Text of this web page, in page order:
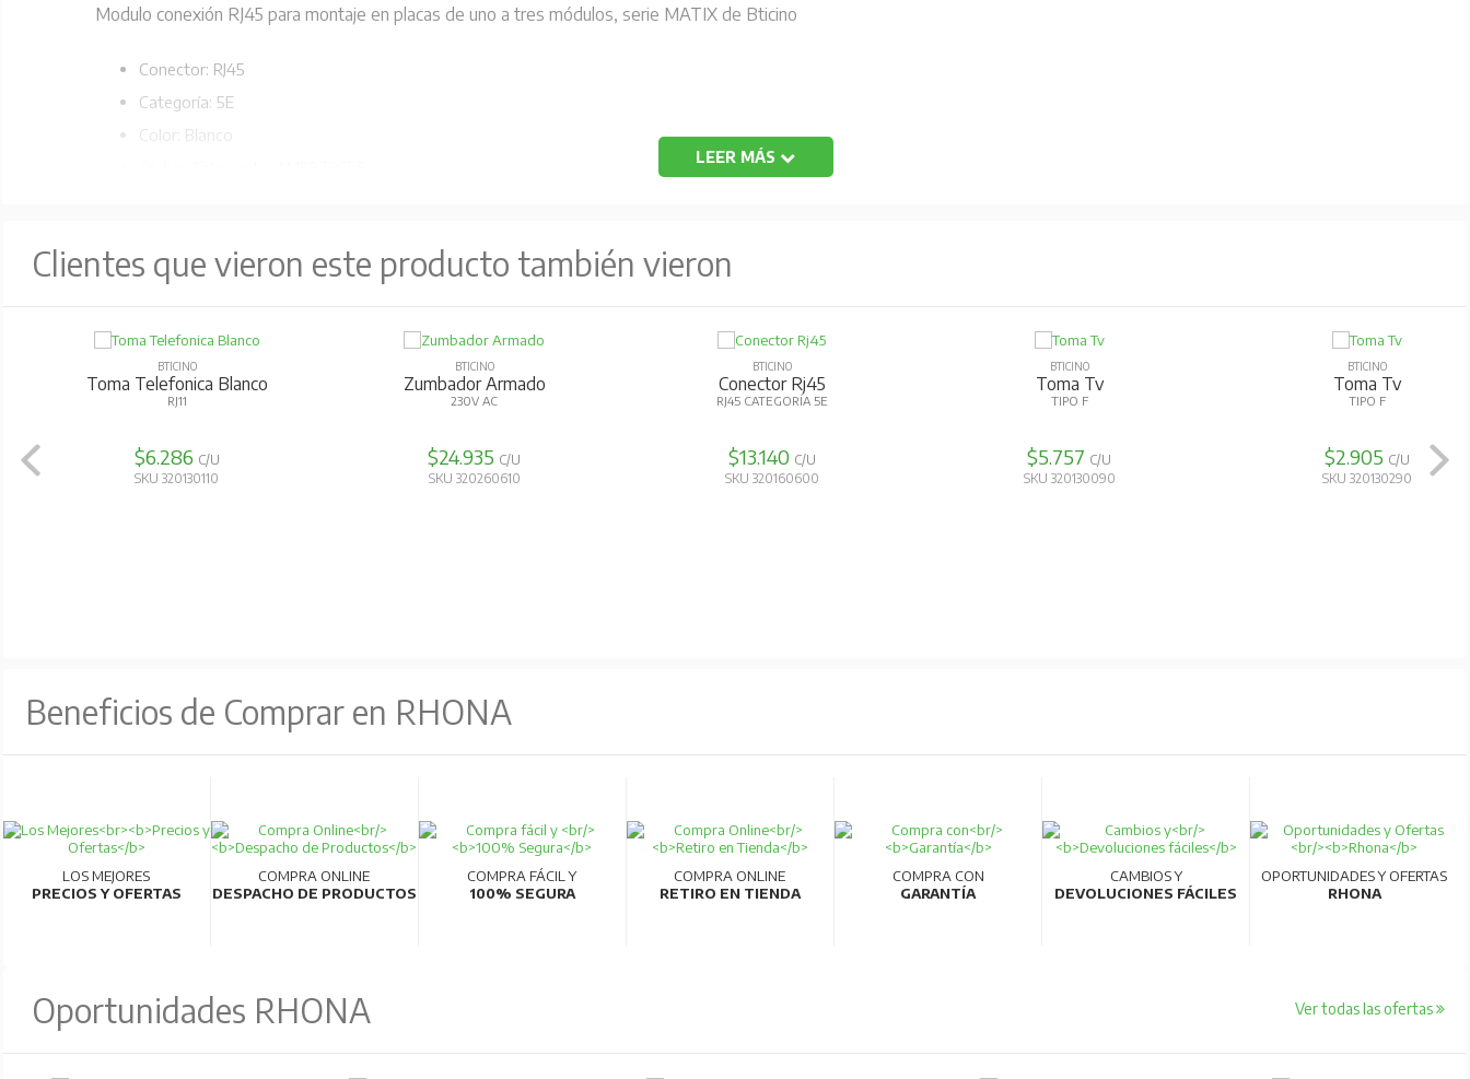
Modulo conexión RJ45 para montaje en placas de uno a tres módulos, serie MATIX de Bticino
Conector: RJ45
Categoría: 5E
Color: Blanco
LEER MÁS
Clientes que vieron este producto también vieron
BTICINO
Toma Telefonica Blanco
RJ11
$6.286 C/U
SKU 320130110
BTICINO
Zumbador Armado
230V AC
$24.935 C/U
SKU 320260610
BTICINO
Conector Rj45
RJ45 CATEGORÍA 5E
$13.140 C/U
SKU 320160600
BTICINO
Toma Tv
TIPO F
$5.757 C/U
SKU 320130090
BTICINO
Toma Tv
TIPO F
$2.905 C/U
SKU 320130290
Beneficios de Comprar en RHONA
LOS MEJORES
PRECIOS Y OFERTAS
COMPRA ONLINE
DESPACHO DE PRODUCTOS
COMPRA FÁCIL Y
100% SEGURA
COMPRA ONLINE
RETIRO EN TIENDA
COMPRA CON
GARANTÍA
CAMBIOS Y
DEVOLUCIONES FÁCILES
OPORTUNIDADES Y OFERTAS
RHONA
Oportunidades RHONA Ver todas las ofertas